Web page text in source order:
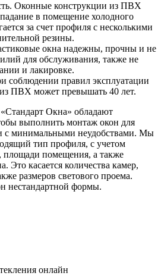
Оконные конструкции из ПВХ
в помещение холодного
за счет профиля с несколькими
резины.
окна надежны, прочны и не
для обслуживания, также не
и лакировке.
соблюдении правил эксплуатации
ПВХ может превышать 40 лет.
Окна» обладают
выполнить монтаж окон для
с минимальными неудобствами. Мы
тип профиля, с учетом
площади помещения, а также
Это касается количества камер,
размеров светового проема.
нестандартной формы.
онлайн